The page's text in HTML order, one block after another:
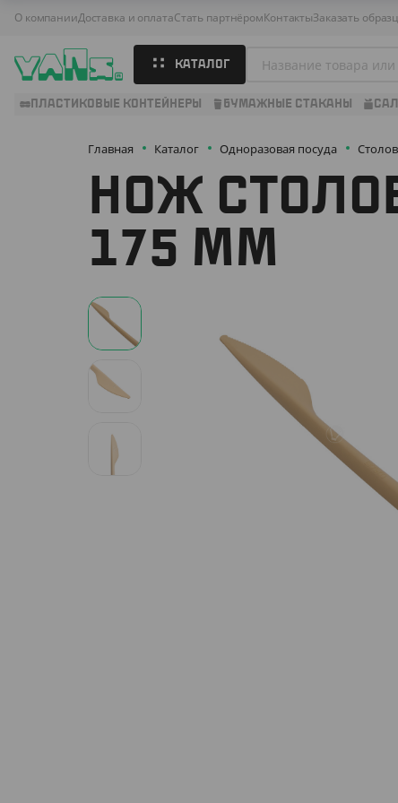
О компанииДоставка и оплатаСтать партнёромКонтактыЗаказать
КАТАЛОГ
ПЛАСТИКОВЫЕ КОНТЕЙНЕРЫ БУМАЖНЫЕ СТАКАНЫ
Главная Каталог Одноразовая посуда
НОЖ
175 ММ